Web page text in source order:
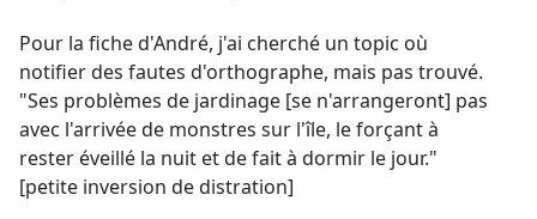
Pour la fiche d'André, j'ai cherché un topic où
notifier des fautes d'orthographe, mais pas trouvé.
"Ses problèmes de jardinage [se n'arrangeront] pas
avec l'arrivée de monstres sur l'île, le forçant à
rester éveillé la nuit et de fait à dormir le jour."
[petite inversion de distration]